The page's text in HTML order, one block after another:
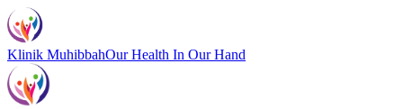
Klinik MuhibbahOur Health In Our Hand